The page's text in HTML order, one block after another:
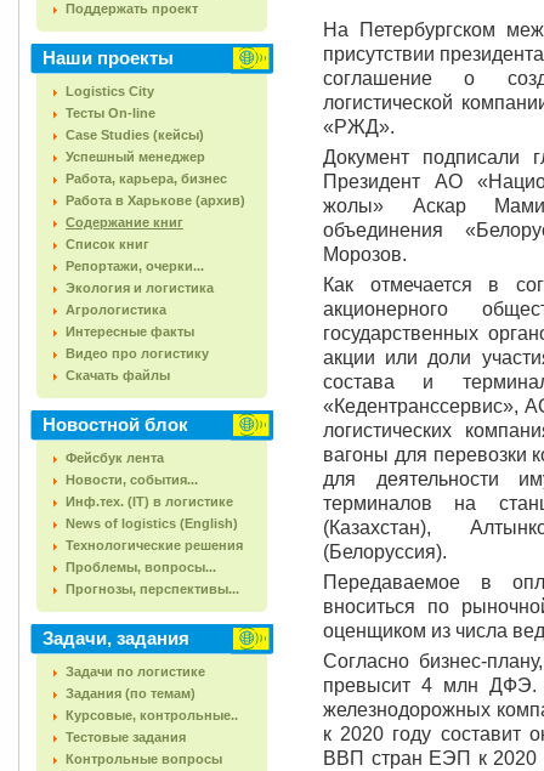
Поддержать проект
Наши проекты
Logistics City
Тесты On-line
Case Studies (кейсы)
Успешный менеджер
Работа, карьера, бизнес
Работа в Харькове (архив)
Содержание книг
Список книг
Репортажи, очерки...
Экология и логистика
Агрологистика
Интересные факты
Видео про логистику
Скачать файлы
Новостной блок
Фейсбук лента
Новости, события...
Инф.тех. (IT) в логистике
News of logistics (English)
Технологические решения
Проблемы, вопросы...
Прогнозы, перспективы...
Задачи, задания
Задачи по логистике
Задания (по темам)
Курсовые, контрольные..
Тестовые задания
Контрольные вопросы
На Петербургском
присутствии
соглашение о
логистической
«РЖД».
Документ
Президент АО
жолы» Аскар
объединения
Морозов.
Как отмечается в
акционерного
государственных
акции или доли
состава и
«Кедентранссервис»,
логистических
вагоны для перевозки
для деятельности
терминалов на
(Казахстан),
(Белоруссия).
Передаваемое в
вноситься по
оценщиком из числа
Согласно бизнес-
превысит 4 млн ДФЭ.
железнодорожных
к 2020 году составит
ВВП стран ЕЭП к 2020